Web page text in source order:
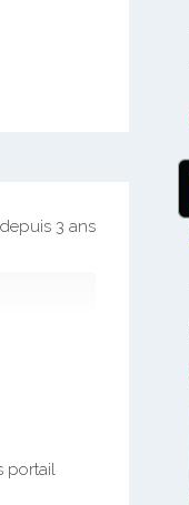
depuis 3 ans
portail